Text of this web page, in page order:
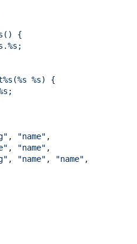
, "name" ,
, "name" ,
, "name" , "name"